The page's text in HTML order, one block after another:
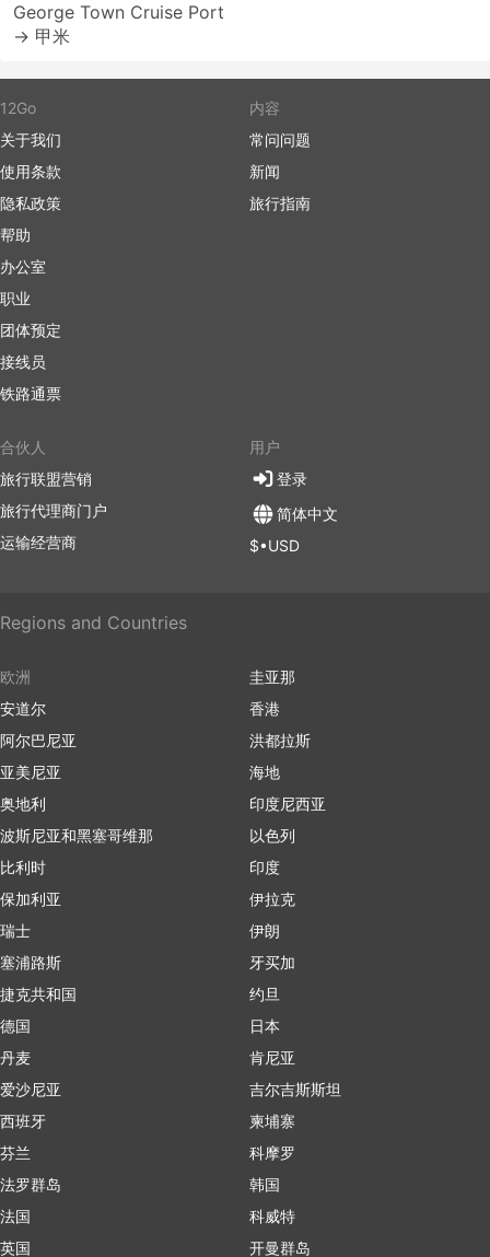
George Town Cruise Port
→ 甲米
12Go
关于我们
使用条款
隐私政策
帮助
办公室
职业
团体预定
接线员
铁路通票
内容
常问问题
新闻
旅行指南
合伙人
旅行联盟营销
旅行代理商门户
运输经营商
用户
登录
简体中文
$•USD
Regions and Countries
欧洲
安道尔
阿尔巴尼亚
亚美尼亚
奥地利
波斯尼亚和黑塞哥维那
比利时
保加利亚
瑞士
塞浦路斯
捷克共和国
德国
丹麦
爱沙尼亚
西班牙
芬兰
法罗群岛
法国
英国
圭亚那
香港
洪都拉斯
海地
印度尼西亚
以色列
印度
伊拉克
伊朗
牙买加
约旦
日本
肯尼亚
吉尔吉斯斯坦
柬埔寨
科摩罗
韩国
科威特
开曼群岛